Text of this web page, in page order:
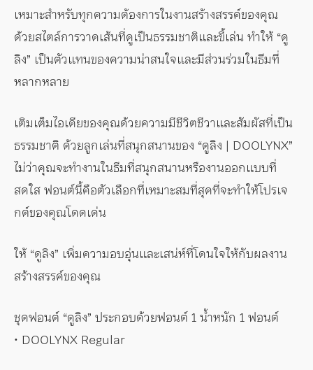
เหมาะสำหรับทุกความต้องการในงานสร้างสรรค์ของคุณ
ด้วยสไตล์การวาดเส้นที่ดูเป็นธรรมชาติและขี้เล่น ทำให้ “ดู
ลิง” เป็นตัวแทนของความน่าสนใจและมีส่วนร่วมในธีมที่
หลากหลาย
เติมเต็มไอเดียของคุณด้วยความมีชีวิตชีวาและสัมผัสที่เป็น
ธรรมชาติ ด้วยลูกเล่นที่สนุกสนานของ “ดูลิง | DOOLYNX”
ไม่ว่าคุณจะทำงานในธีมที่สนุกสนานหรืองานออกแบบที่
สดใส ฟอนต์นี้คือตัวเลือกที่เหมาะสมที่สุดที่จะทำให้โปรเจ
กต์ของคุณโดดเด่น
ให้ “ดูลิง” เพิ่มความอบอุ่นและเสน่ห์ที่โดนใจให้กับผลงาน
สร้างสรรค์ของคุณ
ชุดฟอนต์ “ดูลิง” ประกอบด้วยฟอนต์ 1 น้ำหนัก 1 ฟอนต์
• DOOLYNX Regular